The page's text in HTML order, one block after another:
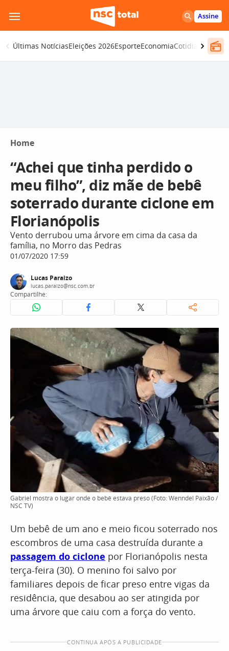
para
o
conteúdo
Assine
Últimas NotíciasEleições 2026EsporteEconomiaCotidiano
Home
“Achei que tinha perdido o
meu filho”, diz mãe de bebê
soterrado durante ciclone em
Florianópolis
Vento derrubou uma árvore em cima da casa da
família, no Morro das Pedras
01/07/2020 17:59
Lucas Paraizo
lucas.paraizo@nsc.com.br
Compartilhe:
Gabriel mostra o lugar onde o bebê estava preso (Foto: Wenndel Paixão /
NSC TV)
Um bebê de um ano e meio ficou soterrado nos
escombros de uma casa destruída durante a
passagem do ciclone por Florianópolis nesta
terça-feira (30). O menino foi salvo por
familiares depois de ficar preso entre vigas da
residência, que desabou ao ser atingida por
uma árvore que caiu com a força do vento.
CONTINUA APÓS A PUBLICIDADE